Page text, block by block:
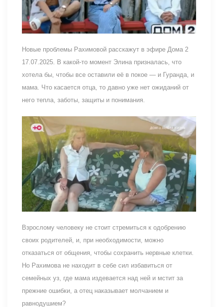
Новые проблемы Рахимовой расскажут в эфире Дома 2
17.07.2025. В какой-то момент Элина призналась, что
хотела бы, чтобы все оставили её в покое — и Гуранда, и
мама. Что касается отца, то давно уже нет ожиданий от
него тепла, заботы, защиты и понимания.
Взрослому человеку не стоит стремиться к одобрению
своих родителей, и, при необходимости, можно
отказаться от общения, чтобы сохранить нервные клетки.
Но Рахимова не находит в себе сил избавиться от
семейных уз, где мама издевается над ней и мстит за
прежние ошибки, а отец наказывает молчанием и
равнодушием?